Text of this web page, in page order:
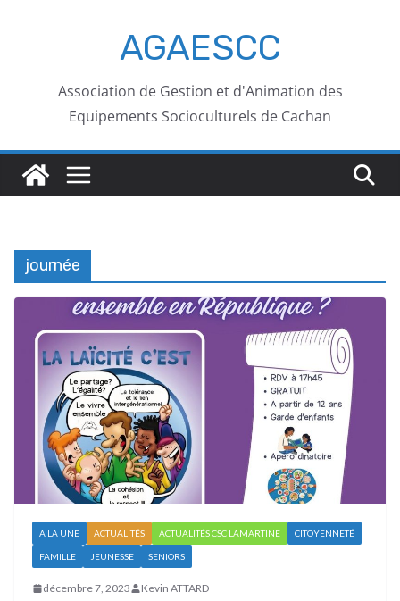
AGAESCC
Association de Gestion et d'Animation des
Equipements Socioculturels de Cachan
journée
A LA UNE ACTUALITÉS ACTUALITÉS CSC LAMARTINE CITOYENNETÉ
FAMILLE JEUNESSE SENIORS
décembre 7, 2023 Kevin ATTARD